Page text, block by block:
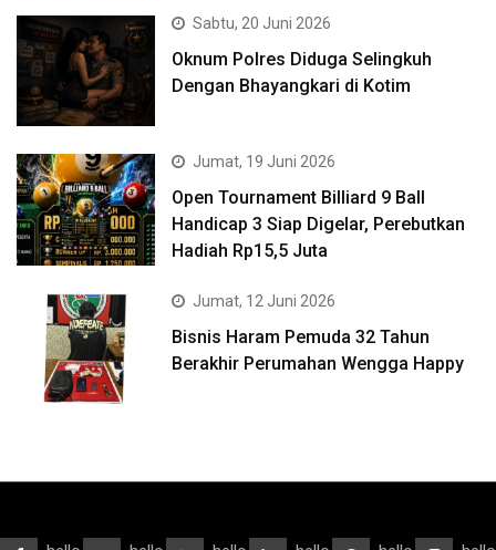
Sabtu, 20 Juni 2026
Oknum Polres Diduga Selingkuh
Dengan Bhayangkari di Kotim
Jumat, 19 Juni 2026
Open Tournament Billiard 9 Ball
Handicap 3 Siap Digelar, Perebutkan
Hadiah Rp15,5 Juta
Jumat, 12 Juni 2026
Bisnis Haram Pemuda 32 Tahun
Berakhir Perumahan Wengga Happy